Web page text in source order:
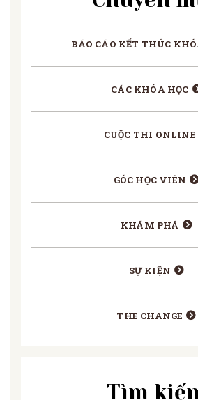
BÁO CÁO KẾT THÚC
CÁC KHÓA HỌC
CUỘC THI ONLINE
GÓC HỌC VIÊN
KHÁM PHÁ
SỰ KIỆN
THE CHANGE
Tìm